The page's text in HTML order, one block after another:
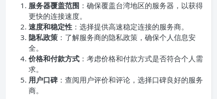
服务器覆盖范围 ：确保覆盖台湾地区的服务器，以获得
更快的连接速度。
速度和稳定性 ：选择提供高速稳定连接的服务商。
隐私政策 ：了解服务商的隐私政策，确保个人信息安
全。
价格和付款方式 ：考虑价格和付款方式是否符合个人需
求。
用户口碑：查阅用户评价和评论，选择口碑良好的服务
商。